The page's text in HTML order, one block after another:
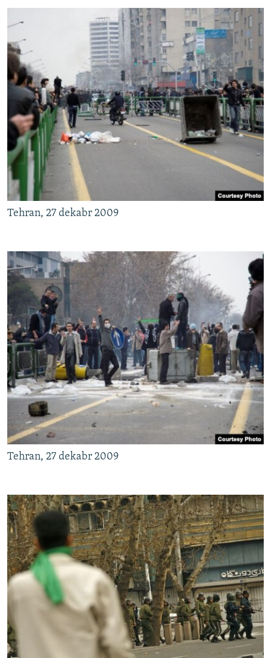
Tehran, 27 dekabr 2009
Tehran, 27 dekabr 2009